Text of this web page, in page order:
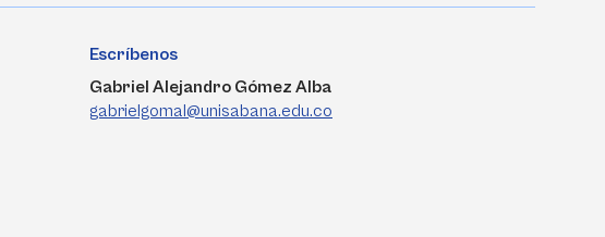
Escríbenos
Gabriel Alejandro Gómez Alba
gabrielgomal@unisabana.edu.co